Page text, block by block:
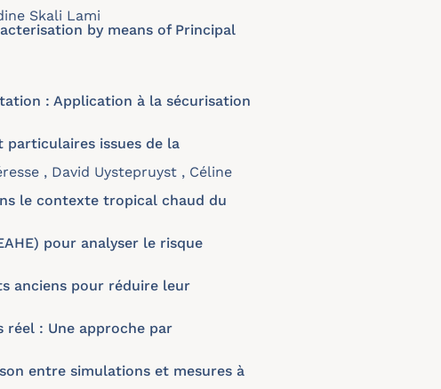
Skali Lami
by means of Principal
: Application à la sécurisation
particulaires issues de la
, David Uystepruyst , Céline
le contexte tropical chaud du
pour analyser le risque
anciens pour réduire leur
réel : Une approche par
entre simulations et mesures à